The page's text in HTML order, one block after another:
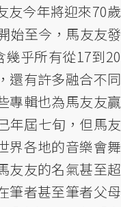
友今年將迎來70歲
始至今，馬友友發
乎所有從17到20
還有許多融合不同
專輯也為馬友友贏
年屆七旬，但馬友
界各地的音樂會舞
友友的名氣甚至超
筆者甚至筆者父母